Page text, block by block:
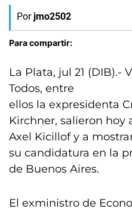
Por jmo2502
Para compartir:
La Plata, jul 21 (DIB).-
Todos, entre
ellos la expresidenta
Kirchner, salieron hoy
Axel Kicillof y a
su candidatura en la
de Buenos Aires.
El exministro de